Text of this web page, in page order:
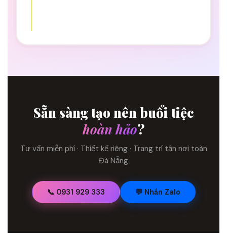
Sẵn sàng tạo nên buổi tiệc
hoàn hảo?
Tư vấn miễn phí · Thiết kế riêng · Trang trí tận nơi toàn
Đà Nẵng
📞 0931 929 333 💬 Nhắn Zalo